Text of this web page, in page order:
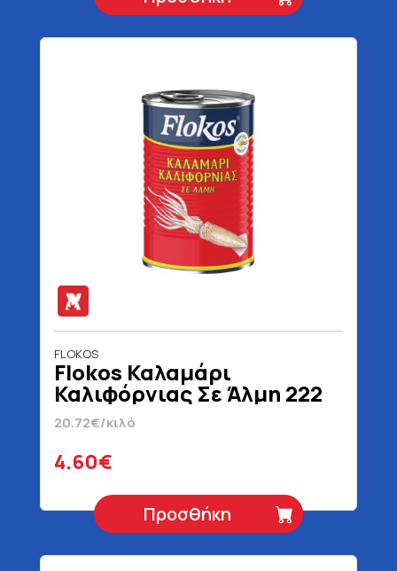
FLOKOS
Flokos Καλαμάρι
Καλιφόρνιας Σε Άλμη 222
gr
20.72€/κιλό
4.60€
Προσθήκη